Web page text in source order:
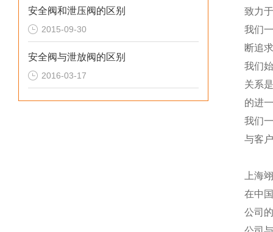
安全阀和泄压阀的区别
2015-09-30
安全阀与泄放阀的区别
2016-03-17
致力
我们
断追
我们
关系
的进
我们
与客
上海
在中
公司